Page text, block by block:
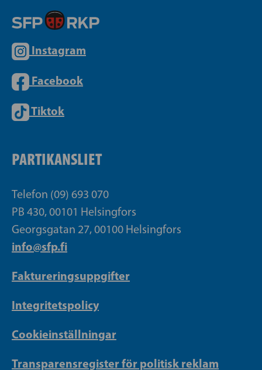
Instagram
Facebook
Tiktok
PARTIKANSLIET
Telefon (09) 693 070
PB 430, 00101 Helsingfors
Georgsgatan 27, 00100 Helsingfors
info@sfp.fi
Faktureringsuppgifter
Integritetspolicy
Cookieinställningar
Transparensregister för politisk reklam